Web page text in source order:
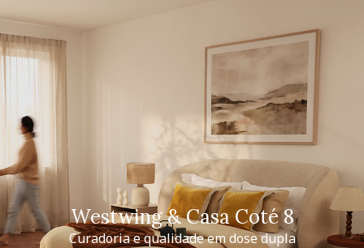
Westwing & Casa Coté 8
Curadoria e qualidade em dose dupla